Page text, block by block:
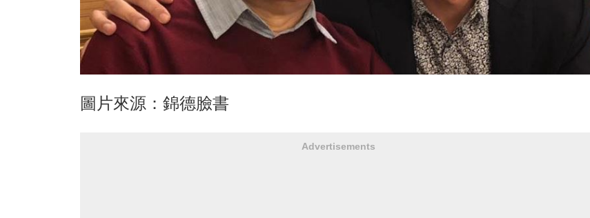
圖片來源：錦德臉書
Advertisements